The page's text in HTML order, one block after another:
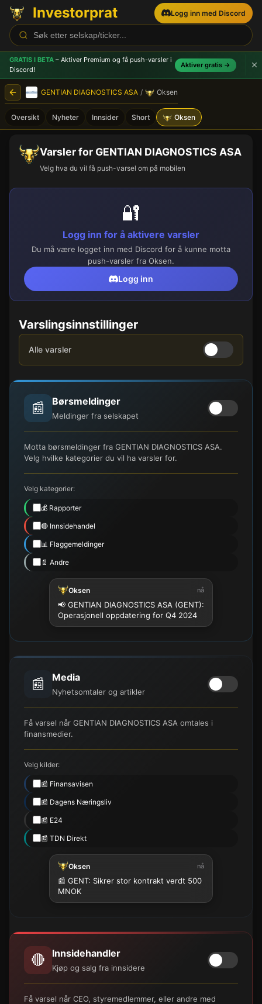
Investorprat Logg inn med Discord
GRATIS I BETA – Aktiver Premium og få push-varsler i
Discord!
Aktiver gratis →
GENTIAN DIAGNOSTICS ASA / Oksen
Oversikt Nyheter Innsider Short Oksen
Varsler for GENTIAN DIAGNOSTICS ASA
Velg hva du vil få push-varsel om på mobilen
🔐
Logg inn for å aktivere varsler
Du må være logget inn med Discord for å kunne motta
push-varsler fra Oksen.
Logg inn
Varslingsinnstillinger
Alle varsler
📰 Børsmeldinger
Meldinger fra selskapet
Motta børsmeldinger fra GENTIAN DIAGNOSTICS ASA.
Velg hvilke kategorier du vil ha varsler for.
Velg kategorier:
💰 Rapporter
🔴 Innsidehandel
📊 Flaggemeldinger
📄 Andre
Oksen nå
📢 GENTIAN DIAGNOSTICS ASA (GENT):
Operasjonell oppdatering for Q4 2024
📰 Media
Nyhetsomtaler og artikler
Få varsel når GENTIAN DIAGNOSTICS ASA omtales i
finansmedier.
Velg kilder:
📰 Finansavisen
📰 Dagens Næringsliv
📰 E24
📰 TDN Direkt
Oksen nå
📰 GENT: Sikrer stor kontrakt verdt 500
MNOK
🔴 Innsidehandler
Kjøp og salg fra innsidere
Få varsel når CEO, styremedlemmer, eller andre med